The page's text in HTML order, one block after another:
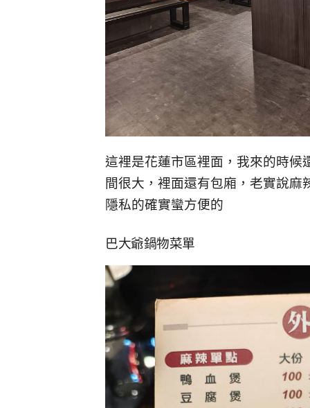
這裡是花蓮市區裡面，我來的時
間很大，裡面還有包廂，老實說
隱私的確實蠻方便的
巴大爺鍋物菜單